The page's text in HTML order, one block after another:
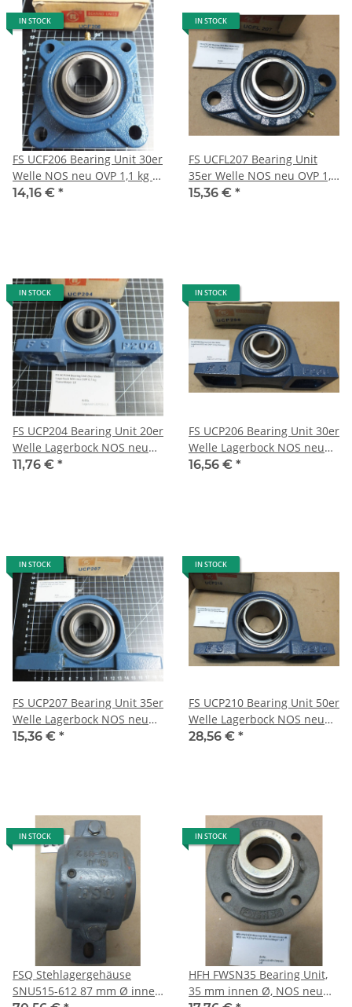
IN STOCK
FS UCF206 Bearing Unit 30er
Welle NOS neu OVP 1,1 kg 4-
Loch Flanschlager L6
14,16 € *
IN STOCK
FS UCFL207 Bearing Unit
35er Welle NOS neu OVP 1,2
kg 2-Loch Flanschlager L15
15,36 € *
IN STOCK
FS UCP204 Bearing Unit 20er
Welle Lagerbock NOS neu
OVP 0,7 kg Stehlager L8
11,76 € *
IN STOCK
FS UCP206 Bearing Unit 30er
Welle Lagerbock NOS neu
OVP 1,4 kg Stehlager L19
16,56 € *
IN STOCK
FS UCP207 Bearing Unit 35er
Welle Lagerbock NOS neu
OVP 1,6 kg Stehlager L3
15,36 € *
IN STOCK
FS UCP210 Bearing Unit 50er
Welle Lagerbock NOS neu
OVP 2,8 kg Stehlager L20
28,56 € *
IN STOCK
FSQ Stehlagergehäuse
SNU515-612 87 mm Ø innen
IN STOCK
HFH FWSN35 Bearing Unit,
35 mm innen Ø, NOS neu